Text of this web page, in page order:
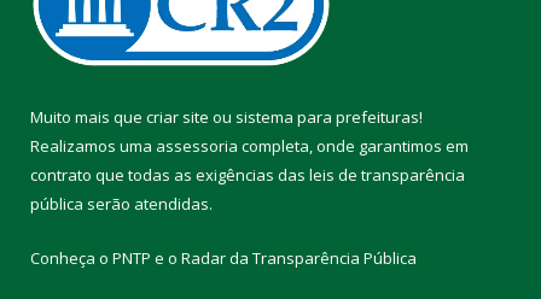
Muito mais que criar site ou sistema para prefeituras!
Realizamos uma assessoria completa, onde garantimos em
contrato que todas as exigências das leis de transparência
pública serão atendidas.
Conheça o PNTP e o Radar da Transparência Pública